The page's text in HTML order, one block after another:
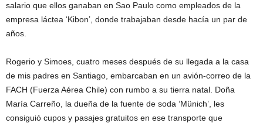
salario que ellos ganaban en Sao Paulo como empleados de la
empresa láctea ‘Kibon’, donde trabajaban desde hacía un par de
años.
Rogerio y Simoes, cuatro meses después de su llegada a la casa
de mis padres en Santiago, embarcaban en un avión-correo de la
FACH (Fuerza Aérea Chile) con rumbo a su tierra natal. Doña
María Carreño, la dueña de la fuente de soda ‘Münich’, les
consiguió cupos y pasajes gratuitos en ese transporte que